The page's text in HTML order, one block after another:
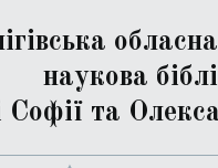
наукова
Софії та